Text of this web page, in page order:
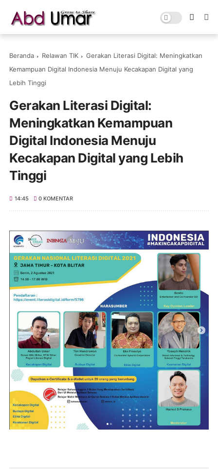
Beranda Relawan TIK
Gerakan Literasi Digital: Meningkatkan
Kemampuan Digital Indonesia Menuju Kecakapan Digital yang
Lebih Tinggi
Gerakan Literasi Digital:
Meningkatkan Kemampuan
Digital Indonesia Menuju
Kecakapan Digital yang Lebih
Tinggi
14:45 0 KOMENTAR